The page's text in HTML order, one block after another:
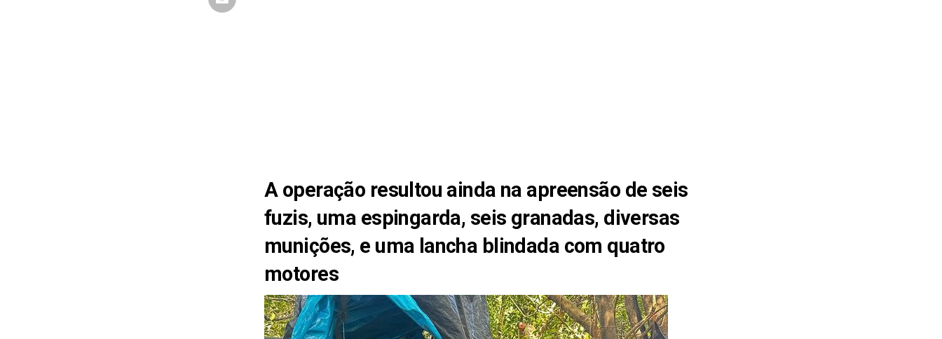
A operação resultou ainda na apreensão de seis
fuzis, uma espingarda, seis granadas, diversas
munições, e uma lancha blindada com quatro
motores